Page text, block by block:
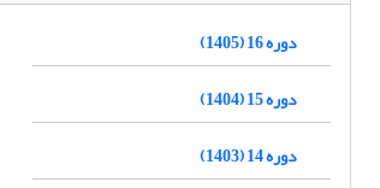
دوره 16 (1405)
دوره 15 (1404)
دوره 14 (1403)